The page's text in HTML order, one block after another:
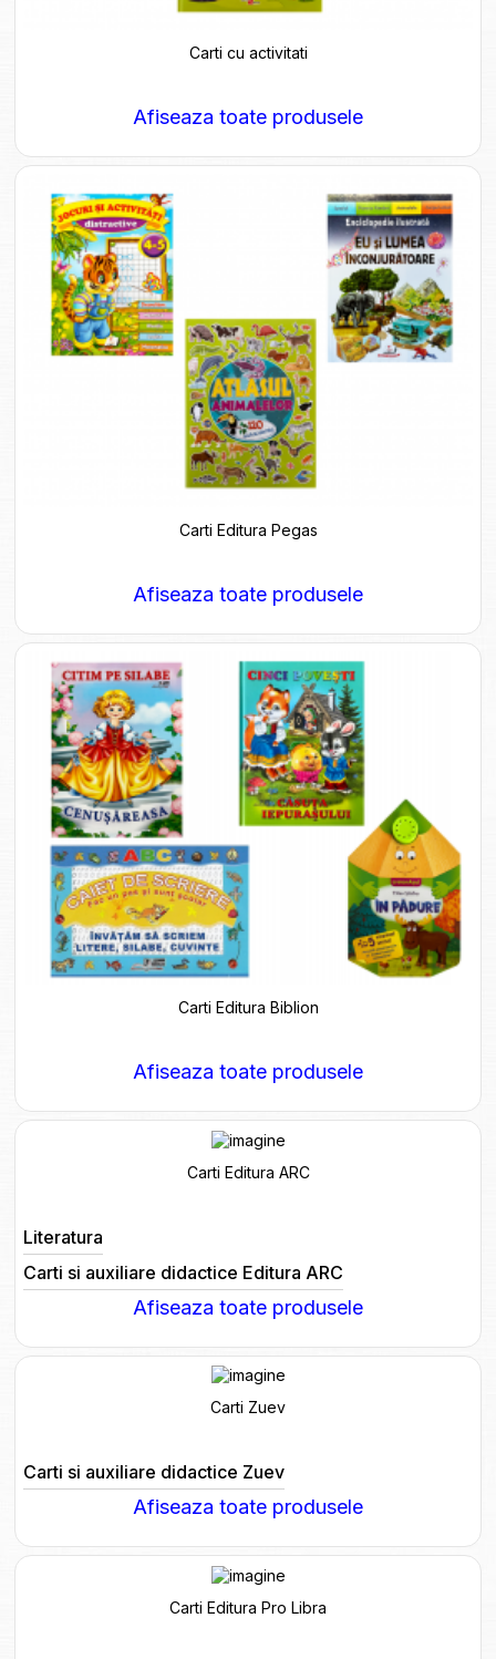
Carti cu activitati
Afiseaza toate produsele
Carti Editura Pegas
Afiseaza toate produsele
Carti Editura Biblion
Afiseaza toate produsele
Carti Editura ARC
Literatura
Carti si auxiliare didactice Editura ARC
Afiseaza toate produsele
Carti Zuev
Carti si auxiliare didactice Zuev
Afiseaza toate produsele
Carti Editura Pro Libra